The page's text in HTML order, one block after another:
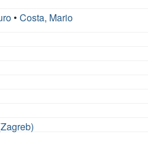
•Costa, Mario